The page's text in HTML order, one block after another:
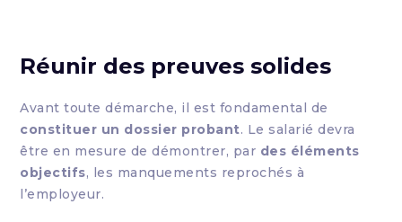
Réunir des preuves solides
Avant toute démarche, il est fondamental de
constituer un dossier probant. Le salarié devra
être en mesure de démontrer, par des éléments
objectifs, les manquements reprochés à
l’employeur.